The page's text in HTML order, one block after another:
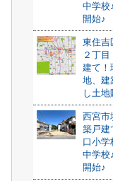
中学
開始♪
東住吉
２丁
建て！
地、建
し土地
西宮
築戸建
口小学
中学
開始♪